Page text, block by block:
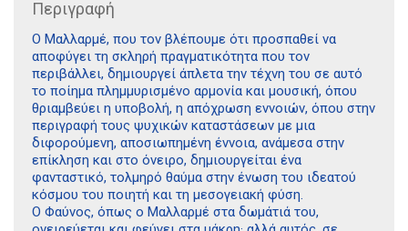
Περιγραφή
Ο Μαλλαρμέ, που τον βλέπουμε ότι προσπαθεί να
αποφύγει τη σκληρή πραγματικότητα που τον
περιβάλλει, δημιουργεί άπλετα την τέχνη του σε αυτό
το ποίημα πλημμυρισμένο αρμονία και μουσική, όπου
θριαμβεύει η υποβολή, η απόχρωση εννοιών, όπου στην
περιγραφή τους ψυχικών καταστάσεων με μια
διφορούμενη, αποσιωπημένη έννοια, ανάμεσα στην
επίκληση και στο όνειρο, δημιουργείται ένα
φανταστικό, τολμηρό θαύμα στην ένωση του ιδεατού
κόσμου του ποιητή και τη μεσογειακή φύση.
Ο Φαύνος, όπως ο Μαλλαρμέ στα δωμάτιά του,